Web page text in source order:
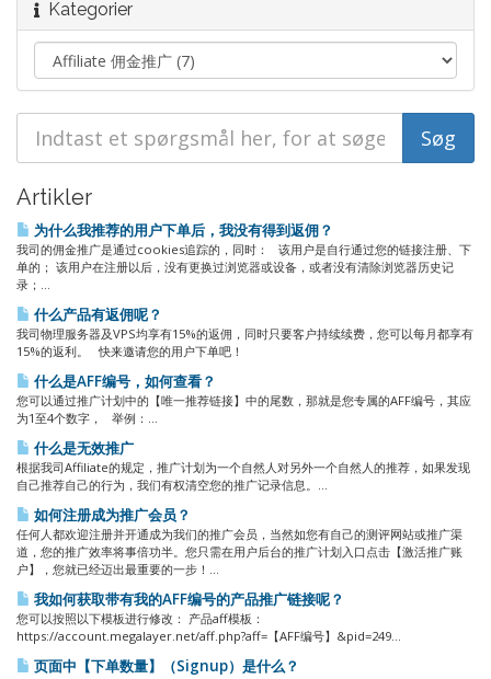
Kategorier
Artikler
为什么我推荐的用户下单后，我没有得到返佣？
我司的佣金推广是通过cookies追踪的，同时： 该用户是自行通过您的链接注册、下
单的； 该用户在注册以后，没有更换过浏览器或设备，或者没有清除浏览器历史记
录；...
什么产品有返佣呢？
我司物理服务器及VPS均享有15%的返佣，同时只要客户持续续费，您可以每月都享有
15%的返利。 快来邀请您的用户下单吧！
什么是AFF编号，如何查看？
您可以通过推广计划中的【唯一推荐链接】中的尾数，那就是您专属的AFF编号，其应
为1至4个数字， 举例：...
什么是无效推广
根据我司Affiliate的规定，推广计划为一个自然人对另外一个自然人的推荐，如果发现
自己推荐自己的行为，我们有权清空您的推广记录信息。...
如何注册成为推广会员？
任何人都欢迎注册并开通成为我们的推广会员，当然如您有自己的测评网站或推广渠
道，您的推广效率将事倍功半。您只需在用户后台的推广计划入口点击【激活推广账
户】，您就已经迈出最重要的一步！...
我如何获取带有我的AFF编号的产品推广链接呢？
您可以按照以下模板进行修改： 产品aff模板：
https://account.megalayer.net/aff.php?aff=【AFF编号】&pid=249...
页面中【下单数量】（Signup）是什么？